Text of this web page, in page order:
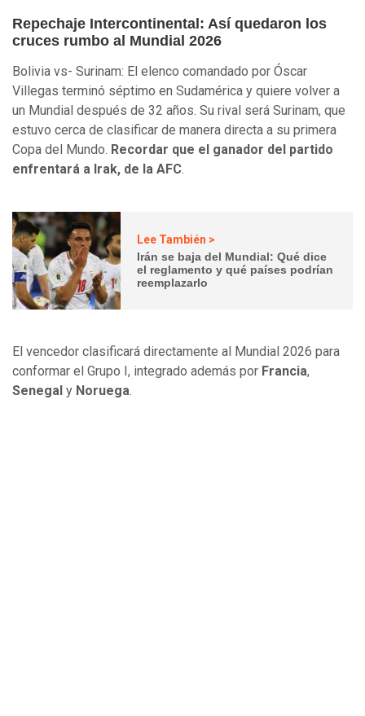
Repechaje Intercontinental: Así quedaron los
cruces rumbo al Mundial 2026
Bolivia vs- Surinam: El elenco comandado por Óscar
Villegas terminó séptimo en Sudamérica y quiere volver a
un Mundial después de 32 años. Su rival será Surinam, que
estuvo cerca de clasificar de manera directa a su primera
Copa del Mundo. Recordar que el ganador del partido
enfrentará a Irak, de la AFC.
Lee También >
Irán se baja del Mundial: Qué dice
el reglamento y qué países podrían
reemplazarlo
El vencedor clasificará directamente al Mundial 2026 para
conformar el Grupo I, integrado además por Francia,
Senegal y Noruega.